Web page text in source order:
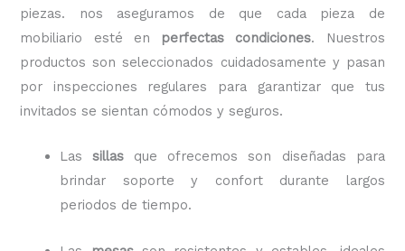
piezas. nos aseguramos de que cada pieza de
mobiliario esté en
perfectas condiciones. Nuestros
productos son seleccionados cuidadosamente y pasan
por inspecciones regulares para garantizar que tus
invitados se sientan cómodos y seguros.
Lassillas que ofrecemos son diseñadas para
brindar soporte y confort durante largos
periodos de tiempo.